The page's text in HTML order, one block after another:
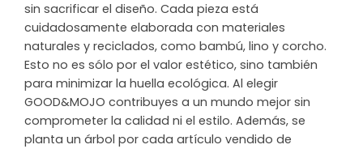
sin sacrificar el diseño. Cada pieza está
cuidadosamente elaborada con materiales
naturales y reciclados, como bambú, lino y corcho.
Esto no es sólo por el valor estético, sino también
para minimizar la huella ecológica. Al elegir
GOOD&MOJO contribuyes a un mundo mejor sin
comprometer la calidad ni el estilo. Además, se
planta un árbol por cada artículo vendido de